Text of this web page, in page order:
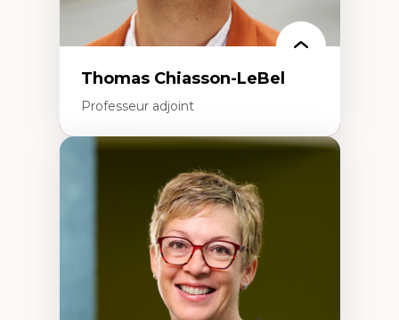
Thomas Chiasson-LeBel
Professeur adjoint
Théories du développement
Économie politique comparée
Élites économiques
Sociologie économique
Extractivisme
Classes sociales
Mouvements sociaux
Théories de l’État